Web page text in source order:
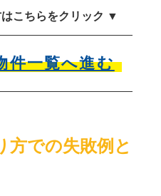
こちらをクリック ▼
件一覧へ進む
方での失敗例と